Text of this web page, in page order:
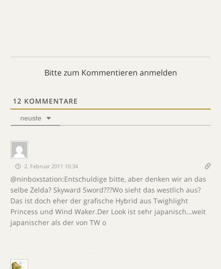
Bitte zum Kommentieren anmelden
12 KOMMENTARE
neuste
2. Februar 2011 10:34
@ninboxstation:Entschuldige bitte, aber denken wir an das
selbe Zelda? Skyward Sword???Wo sieht das westlich aus?
Das ist doch eher der grafische Hybrid aus Twighlight
Princess und Wind Waker.Der Look ist sehr japanisch…weit
japanischer als der von TW o